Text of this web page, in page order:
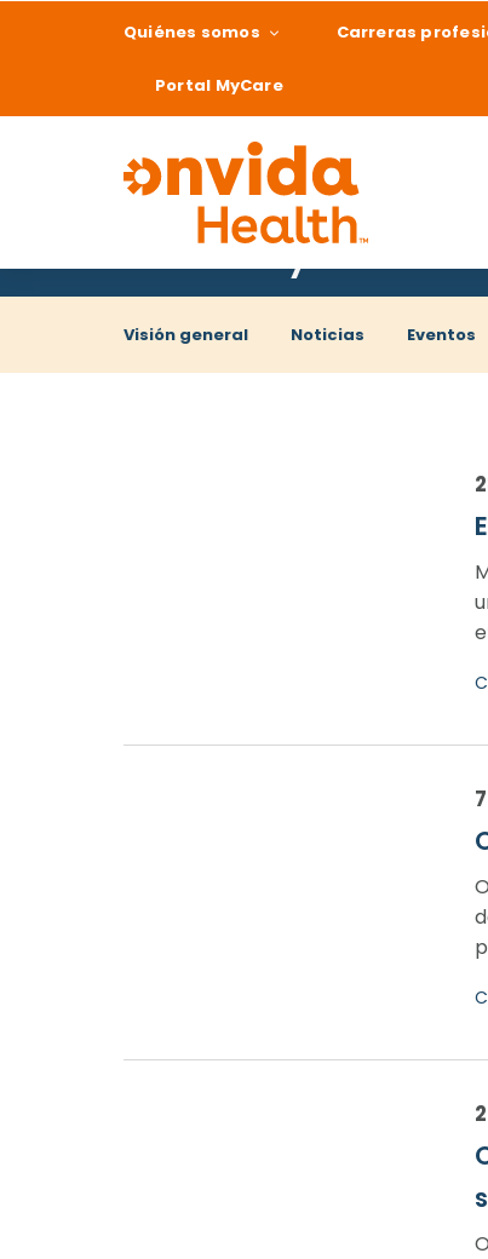
Quiénes somos Carreras
Portal MyCare
¿Qué
Noticias y eventos
Visión general Noticias Eventos